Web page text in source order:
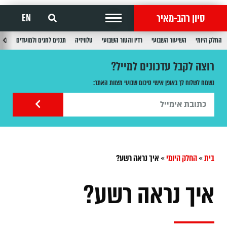
סיון רהב-מאיר EN
החלק היומי השיעור השבועי רדיו והטור השבועי טלוויזיה תכנים לחגים ולמועדים
רוצה לקבל עדכונים למייל?
נשמח לשלוח לך באופן אישי סיכום שבועי מצוות האתר:
בית»החלק היומי»איך נראה רשע?
איך נראה רשע?